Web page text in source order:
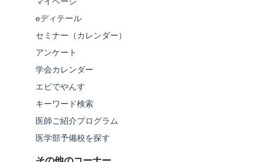
eディテール
セミナー（カレンダー）
アンケート
学会カレンダー
エビでやんす
キーワード検索
医師ご紹介プログラム
医学部予備校を探す